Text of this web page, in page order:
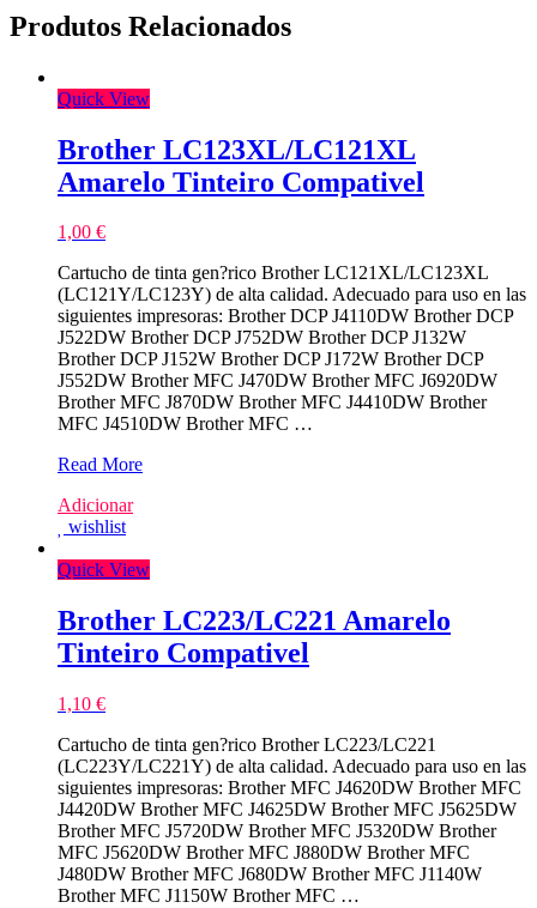
Produtos Relacionados
Quick View
Brother LC123XL/LC121XL
Amarelo Tinteiro Compativel
1,00 €
Cartucho de tinta gen?rico Brother LC121XL/LC123XL
(LC121Y/LC123Y) de alta calidad. Adecuado para uso en las
siguientes impresoras: Brother DCP J4110DW Brother DCP
J522DW Brother DCP J752DW Brother DCP J132W
Brother DCP J152W Brother DCP J172W Brother DCP
J552DW Brother MFC J470DW Brother MFC J6920DW
Brother MFC J870DW Brother MFC J4410DW Brother
MFC J4510DW Brother MFC …
Brother
Amarelo
Tinteiro
Read More
Adicionar
wishlist
Quick View
Brother LC223/LC221 Amarelo
Tinteiro Compativel
1,10 €
Cartucho de tinta gen?rico Brother LC223/LC221
(LC223Y/LC221Y) de alta calidad. Adecuado para uso en las
siguientes impresoras: Brother MFC J4620DW Brother MFC
J4420DW Brother MFC J4625DW Brother MFC J5625DW
Brother MFC J5720DW Brother MFC J5320DW Brother
MFC J5620DW Brother MFC J880DW Brother MFC
J480DW Brother MFC J680DW Brother MFC J1140W
Brother MFC J1150W Brother MFC …